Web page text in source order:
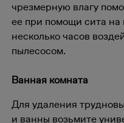
чрезмерную влагу
ее при помощи сита на
несколько часов
пылесосом.
Ванная комната
Для удаления
и ванны возьмите